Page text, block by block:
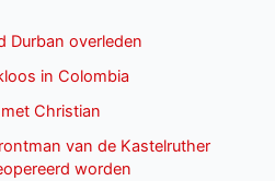
Durban overleden
in Colombia
Christian
van de Kastelruther
worden